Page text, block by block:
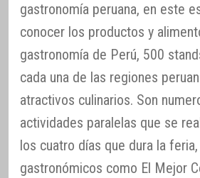
gastronomía peruana, en este
conocer los productos y
gastronomía de Perú, 500
cada una de las regiones
atractivos culinarios. Son
actividades paralelas que se
los cuatro días que dura la
gastronómicos como El Mejor